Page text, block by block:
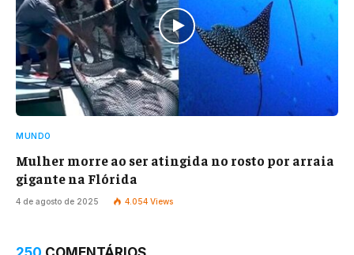
MUNDO
Mulher morre ao ser atingida no rosto por arraia
gigante na Flórida
4 de agosto de 2025 4.054 Views